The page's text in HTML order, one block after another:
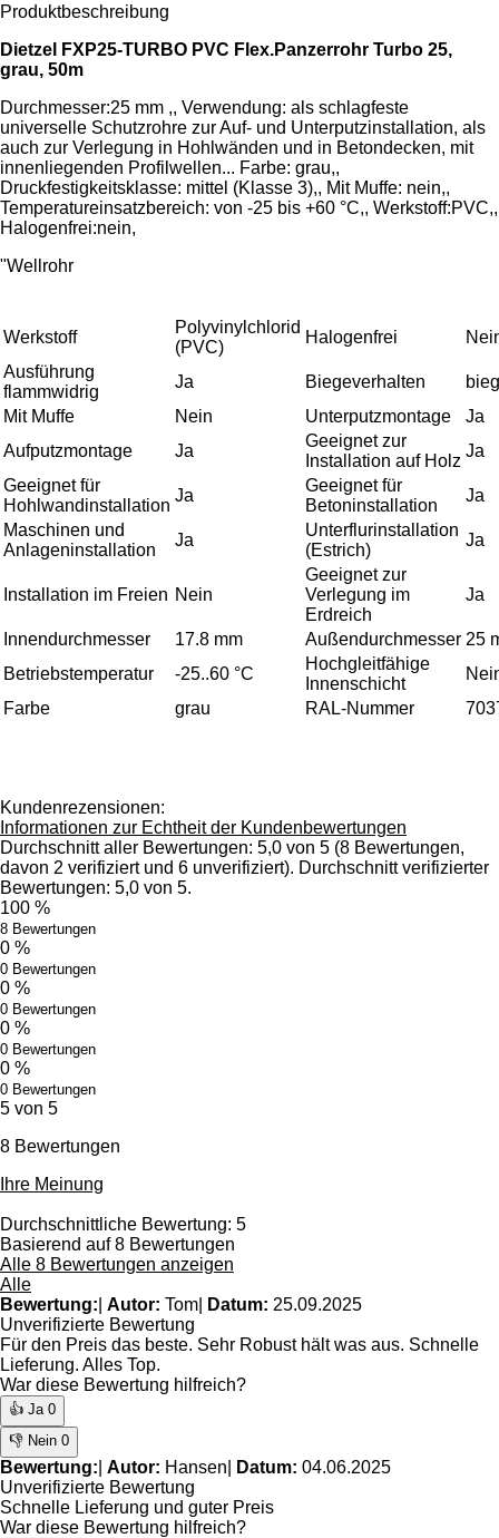
Produktbeschreibung
Dietzel FXP25-TURBO PVC Flex.Panzerrohr Turbo 25,
grau, 50m
Durchmesser:25 mm ,, Verwendung: als schlagfeste
universelle Schutzrohre zur Auf- und Unterputzinstallation, als
auch zur Verlegung in Hohlwänden und in Betondecken, mit
innenliegenden Profilwellen... Farbe: grau,,
Druckfestigkeitsklasse: mittel (Klasse 3),, Mit Muffe: nein,,
Temperatureinsatzbereich: von -25 bis +60 °C,, Werkstoff:PVC,,
Halogenfrei:nein,
"Wellrohr
Werkstoff
Polyvinylchlorid
(PVC)
Halogenfrei
Ausführung
flammwidrig
Ja Biegeverhalten
Mit Muffe
Nein Unterputzmontage
Ja
Aufputzmontage
Ja
Geeignet zur
Installation auf Holz
Ja
Geeignet für
Hohlwandinstallation
Ja
Geeignet für
Betoninstallation
Ja
Maschinen und
Anlageninstallation
Ja
Unterflurinstallation
(Estrich)
Ja
Installation im Freien Nein
Geeignet zur
Verlegung im
Erdreich
Ja
Innendurchmesser 17.8 mm Außendurchmesser 25
Betriebstemperatur
-25..60 °C
Hochgleitfähige
Innenschicht
Farbe
grau RAL-Nummer
Kundenrezensionen:
Informationen zur Echtheit der Kundenbewertungen
Durchschnitt aller Bewertungen: 5,0 von 5 (8 Bewertungen,
davon 2 verifiziert und 6 unverifiziert). Durchschnitt verifizierter
Bewertungen: 5,0 von 5.
100 %
8 Bewertungen
0 %
0 Bewertungen
0 %
0 Bewertungen
0 %
0 Bewertungen
0 %
0 Bewertungen
5 von 5
8 Bewertungen
Ihre Meinung
Durchschnittliche Bewertung: 5
Basierend auf 8 Bewertungen
Alle 8 Bewertungen anzeigen
Alle
Bewertung: Autor: Tom Datum: 25.09.2025
Unverifizierte Bewertung
Für den Preis das beste. Sehr Robust hält was aus. Schnelle
Lieferung. Alles Top.
War diese Bewertung hilfreich?
👍 Ja 0
👎 Nein 0
Bewertung: Autor: Hansen Datum: 04.06.2025
Unverifizierte Bewertung
Schnelle Lieferung und guter Preis
War diese Bewertung hilfreich?